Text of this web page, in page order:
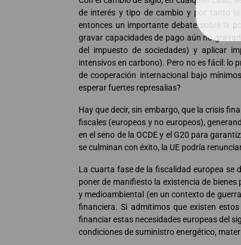
de interés y tipo de cambio y por tanto
entonces un importante debate sobre la
gravar capacidades de pago aún no
del impuesto de sociedades) y aplicar
intensivos en carbono). Pero no es fácil: lo
de cooperación internacional bajo
esperar fuertes represalias?
Hay que decir, sin embargo, que la crisis
fiscales (europeos y no europeos),
en el seno de la OCDE y el G20 para
se culminan con éxito, la UE podría
La cuarta fase de la fiscalidad europea se
poner de manifiesto la existencia de
y medioambiental (en un contexto de
financiera. Si admitimos que existen
financiar estas necesidades europeas del
condiciones de suministro energético,